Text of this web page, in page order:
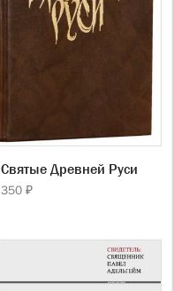
Святые Древней Руси
350 ₽